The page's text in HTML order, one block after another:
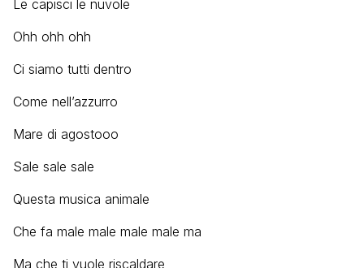
Le capisci le nuvole
Ohh ohh ohh
Ci siamo tutti dentro
Come nell’azzurro
Mare di agostooo
Sale sale sale
Questa musica animale
Che fa male male male male ma
Ma che ti vuole riscaldare